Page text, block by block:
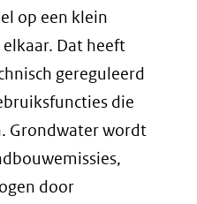
op een klein
Dat heeft
gereguleerd
die
Grondwater wordt
door